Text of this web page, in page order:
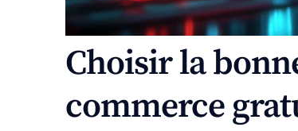
Choisir la
commerce